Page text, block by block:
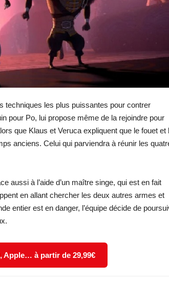
techniques les plus puissantes pour contrer
pour Po, lui propose même de la rejoindre pour
que Klaus et Veruca expliquent que le fouet et
anciens. Celui qui parviendra à réunir les
aussi à l’aide d’un maître singe, qui est en fait
en allant chercher les deux autres armes et
entier est en danger, l’équipe décide de
Apple… à partir de 29,99€